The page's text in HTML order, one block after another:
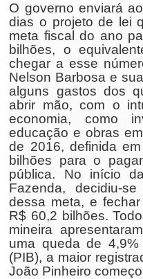
O governo enviará
dias o projeto de lei
meta fiscal do ano
bilhões, o
chegar a esse
Nelson Barbosa e
alguns gastos dos
abrir mão, com o
economia, como
educação e obras
de 2016, definida
bilhões para o
pública. No início
Fazenda, decidiu-
dessa meta, e
R$ 60,2 bilhões.
mineira
uma queda de
(PIB), a maior
João Pinheiro